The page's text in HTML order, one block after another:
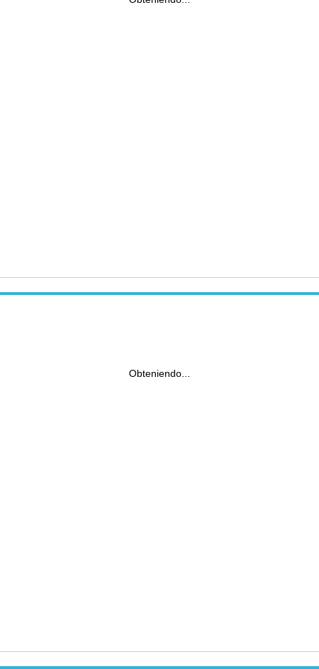
Obteniendo...